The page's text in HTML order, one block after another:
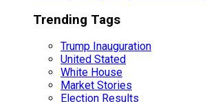
Trending Tags
Trump Inauguration
United Stated
White House
Market Stories
Election Results